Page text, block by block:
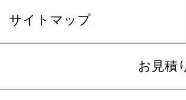
サイトマップ
お見積